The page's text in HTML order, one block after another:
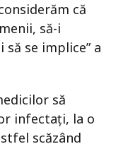
că
să-i
se implice” a
să
infectați, la o
scăzând